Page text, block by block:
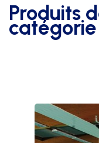
Produits
catégorie